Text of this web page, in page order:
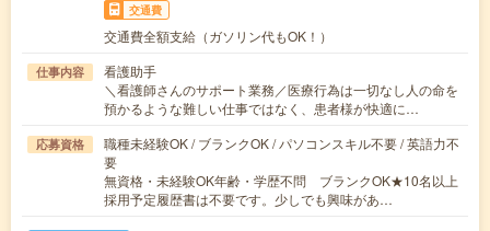
交通費
交通費全額支給（ガソリン代もOK！）
仕事内容
看護助手
＼看護師さんのサポート業務／医療行為は一切なし人の命を
預かるような難しい仕事ではなく、患者様が快適に…
応募資格
職種未経験OK / ブランクOK / パソコンスキル不要 / 英語力不
要
無資格・未経験OK年齢・学歴不問 ブランクOK★10名以上
採用予定履歴書は不要です。少しでも興味があ…